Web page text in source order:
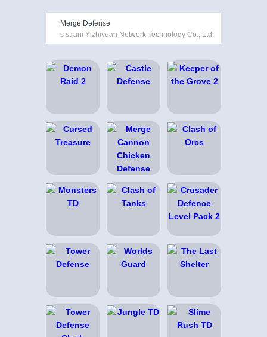
Merge Defense
s strani Yizhiyuan Network Technology Co., Ltd.